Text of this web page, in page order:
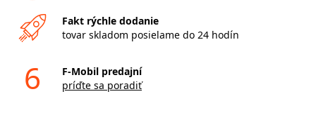
Fakt rýchle dodanie
tovar skladom posielame do 24 hodín
6
F-Mobil predajní
príďte sa poradiť